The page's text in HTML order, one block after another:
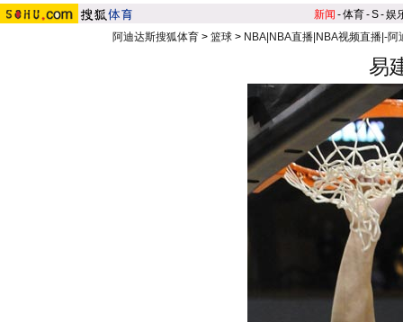
新闻 -体育-S-娱
阿迪达斯搜狐体育 > 篮球 > NBA|NBA直播|NBA视频直播|-阿
易